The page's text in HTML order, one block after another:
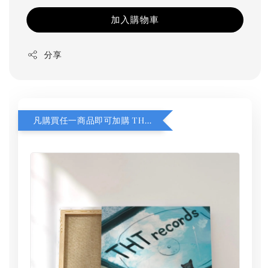
加入購物車
分享
凡購買任一商品即可加購 THT 九週年 同一片天空 無框畫 30 x 30 cm 附掛勾 (黑膠封面大小）